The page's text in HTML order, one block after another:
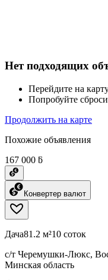
Нет подходящих
Перейдите на
Попробуйте
Продолжить на карте
Похожие объявления
167 000 ƃ
Конвертер валют
Дача81.2 м²10 соток
с/т Черемушки-Люкс,
Минская область